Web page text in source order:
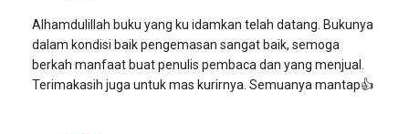
Alhamdulillah buku yang ku idamkan telah datang. Bukunya
dalam kondisi baik pengemasan sangat baik, semoga
berkah manfaat buat penulis pembaca dan yang menjual.
Terimakasih juga untuk mas kurirnya. Semuanya mantap👍